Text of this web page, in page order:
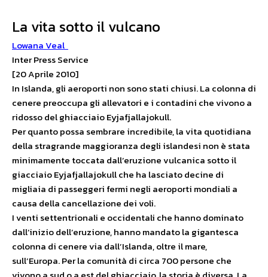
La vita sotto il vulcano
Lowana Veal
Inter Press Service
[20 Aprile 2010]
In Islanda, gli aeroporti non sono stati chiusi. La colonna di
cenere preoccupa gli allevatori e i contadini che vivono a
ridosso del ghiacciaio Eyjafjallajokull.
Per quanto possa sembrare incredibile, la vita quotidiana
della stragrande maggioranza degli islandesi non è stata
minimamente toccata dall’eruzione vulcanica sotto il
giacciaio Eyjafjallajokull che ha lasciato decine di
migliaia di passeggeri fermi negli aeroporti mondiali a
causa della cancellazione dei voli.
I venti settentrionali e occidentali che hanno dominato
dall’inizio dell’eruzione, hanno mandato la gigantesca
colonna di cenere via dall’Islanda, oltre il mare,
sull’Europa. Per la comunità di circa 700 persone che